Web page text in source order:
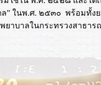
” ในพ.ศ. ๒๕๓๐ พร้อมทั้ง
ยาบาลในกระทรวงสาธา